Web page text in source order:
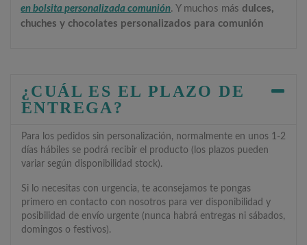
en bolsita personalizada comunión. Y muchos másdulces,
chuches y chocolates personalizados para comunión
¿CUÁL ES EL PLAZO DE
ENTREGA?
Para los pedidos sin personalización, normalmente en unos 1-2
días hábiles se podrá recibir el producto (los plazos pueden
variar según disponibilidad stock).
Si lo necesitas con urgencia, te aconsejamos te pongas
primero en contacto con nosotros para ver disponibilidad y
posibilidad de envío urgente (nunca habrá entregas ni sábados,
domingos o festivos).